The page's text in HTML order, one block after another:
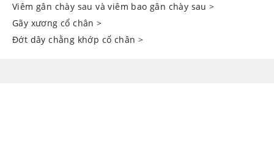
Viêm gân chày sau và viêm bao gân chày sau >
Gãy xương cổ chân >
Đớt dây chằng khớp cổ chân >